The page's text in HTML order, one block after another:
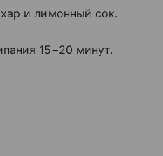
и лимонный сок.
15−20 минут.